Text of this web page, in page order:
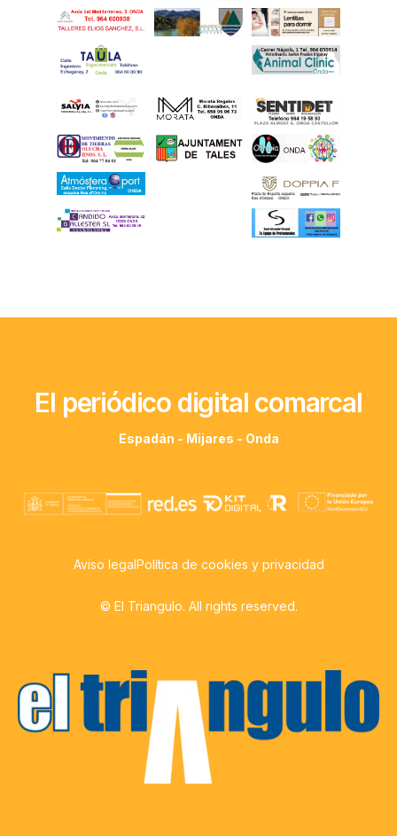
El periódico digital comarcal
Espadán - Mijares - Onda
Aviso legalPolítica de cookies y privacidad
© El Triangulo. All rights reserved.